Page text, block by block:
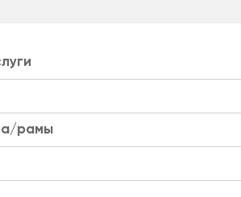
рамы